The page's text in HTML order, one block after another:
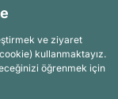
ve ziyaret
kullanmaktayız.
öğrenmek için